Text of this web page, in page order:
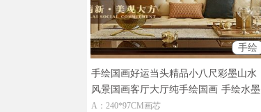
手绘
手绘国画好运当头精品小八尺彩墨山水
风景国画客厅大厅纯手绘国画 手绘水墨
山水风景国画
A：240*97CM画芯